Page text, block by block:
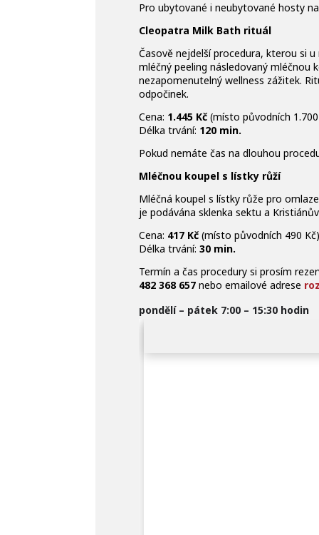
Pro ubytované i neubytované hosty
Cleopatra Milk Bath rituál
Časově nejdelší procedura, kterou si
mléčný peeling následovaný
nezapomenutelný wellness zážitek.
odpočinek.
Cena: 1.445 Kč(místo původních
Délka trvání: 120 min.
Pokud nemáte čas na dlouhou
Mléčnou koupel s lístky růží
Mléčná koupel s lístky růže pro
je podávána sklenka sektu a
Cena: 417 Kč (místo původních 490
Délka trvání:30 min.
Termín a čas procedury si prosím
482 368 657nebo emailové adrese
pondělí – pátek 7:00 – 15:30 hodin